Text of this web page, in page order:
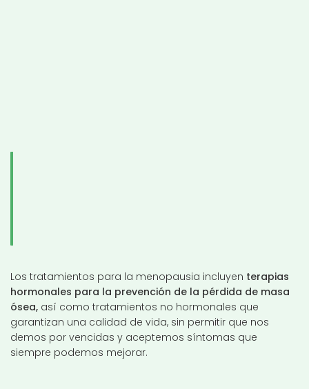
Los tratamientos para la menopausia incluyen terapias
hormonales para la prevención de la pérdida de masa
ósea, así como tratamientos no hormonales que
garantizan una calidad de vida, sin permitir que nos
demos por vencidas y aceptemos síntomas que
siempre podemos mejorar.